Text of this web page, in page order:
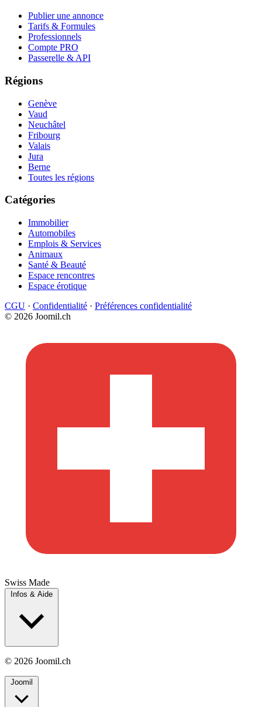
Publier une annonce
Tarifs & Formules
Professionnels
Compte PRO
Passerelle & API
Régions
Genève
Vaud
Neuchâtel
Fribourg
Valais
Jura
Berne
Toutes les régions
Catégories
Immobilier
Automobiles
Emplois & Services
Animaux
Santé & Beauté
Espace rencontres
Espace érotique
CGU · Confidentialité · Préférences confidentialité
© 2026 Joomil.ch
Swiss Made
Infos & Aide
© 2026 Joomil.ch
Joomil